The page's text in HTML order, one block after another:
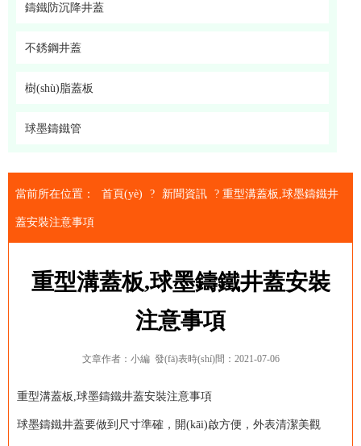
鑄鐵防沉降井蓋
不銹鋼井蓋
樹(shù)脂蓋板
球墨鑄鐵管
當前所在位置： 首頁(yè) ? 新聞資訊 ? 重型溝蓋板,球墨鑄鐵井
蓋安裝注意事項
重型溝蓋板,球墨鑄鐵井蓋安裝
注意事項
文章作者：小編 發(fā)表時(shí)間：2021-07-06
重型溝蓋板,球墨鑄鐵井蓋安裝注意事項
球墨鑄鐵井蓋要做到尺寸準確，開(kāi)啟方便，外表清潔美觀